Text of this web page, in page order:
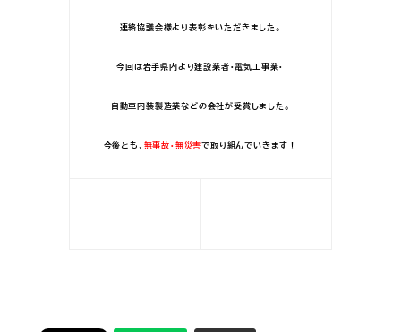
連絡協議会様より表彰をいただきました。
今回は岩手県内より建設業者・電気工事業・
自動車内装製造業などの会社が受賞しました。
今後とも、 無事故・無災害で取り組んでいきます！